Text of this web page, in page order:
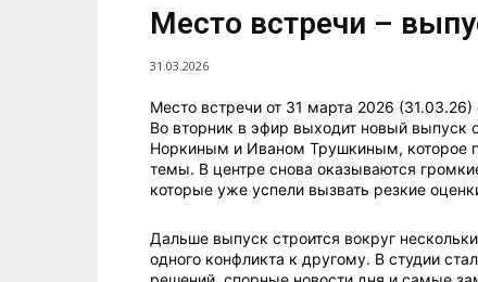
Место встречи –
31.03.2026
Место встречи от 31 марта 2026
Во вторник в эфир выходит новый выпуск
Норкиным и Иваном Трушкиным, которое
темы. В центре снова оказываются
которые уже успели вызвать резкие
Дальше выпуск строится вокруг
одного конфликта к другому. В студии